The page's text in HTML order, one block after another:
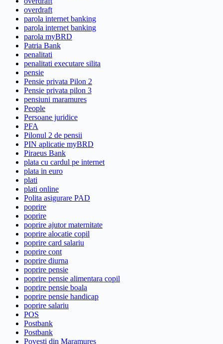
overdraft
parola internet banking
parola internet banking
parola myBRD
Patria Bank
penalitati
penalitati executare silita
pensie
Pensie privata Pilon 2
Pensie privata pilon 3
pensiuni maramures
People
Persoane juridice
PFA
Pilonul 2 de pensii
PIN aplicatie myBRD
Piraeus Bank
plata cu cardul pe internet
plata in euro
plati
plati online
Polita asigurare PAD
poprire
poprire
poprire ajutor maternitate
poprire alocatie copil
poprire card salariu
poprire cont
poprire diurna
poprire pensie
poprire pensie alimentara copil
poprire pensie boala
poprire pensie handicap
poprire salariu
POS
Postbank
Postbank
Povesti din Maramureș